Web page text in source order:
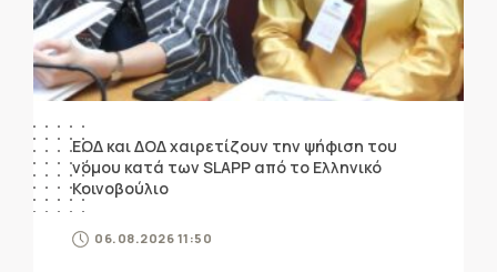
ΕΟΔ και ΔΟΔ χαιρετίζουν την ψήφιση του
νόμου κατά των SLAPP από το Ελληνικό
Κοινοβούλιο
06.08.2026 11:50